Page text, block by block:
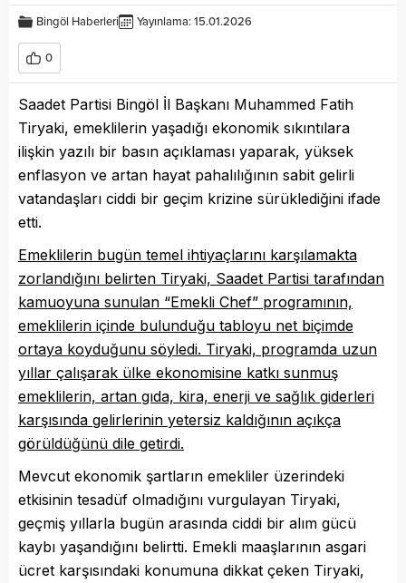
Bingöl Haberleri Yayınlama: 15.01.2026
0
Saadet Partisi Bingöl İl Başkanı Muhammed Fatih
Tiryaki, emeklilerin yaşadığı ekonomik sıkıntılara
ilişkin yazılı bir basın açıklaması yaparak, yüksek
enflasyon ve artan hayat pahalılığının sabit gelirli
vatandaşları ciddi bir geçim krizine sürüklediğini ifade
etti.
Emeklilerin bugün temel ihtiyaçlarını karşılamakta
zorlandığını belirten Tiryaki, Saadet Partisi tarafından
kamuoyuna sunulan “Emekli Chef” programının,
emeklilerin içinde bulunduğu tabloyu net biçimde
ortaya koyduğunu söyledi. Tiryaki, programda uzun
yıllar çalışarak ülke ekonomisine katkı sunmuş
emeklilerin, artan gıda, kira, enerji ve sağlık giderleri
karşısında gelirlerinin yetersiz kaldığının açıkça
görüldüğünü dile getirdi.
Mevcut ekonomik şartların emekliler üzerindeki
etkisinin tesadüf olmadığını vurgulayan Tiryaki,
geçmiş yıllarla bugün arasında ciddi bir alım gücü
kaybı yaşandığını belirtti. Emekli maaşlarının asgari
ücret karşısındaki konumuna dikkat çeken Tiryaki,